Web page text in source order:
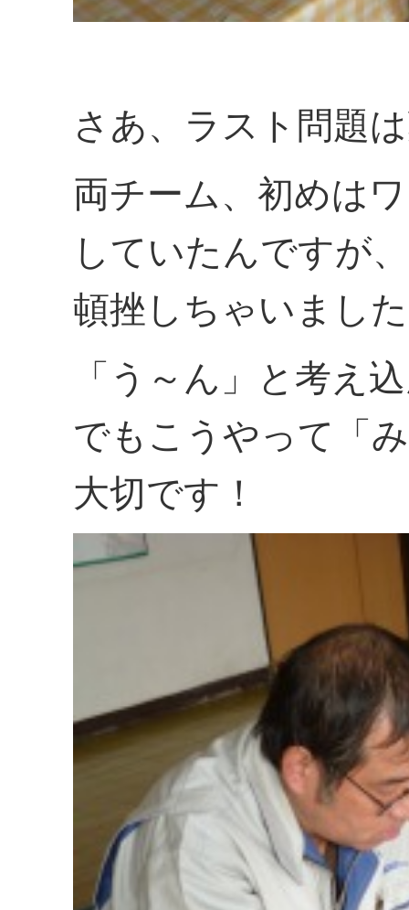
さあ、ラスト問題
両チーム、初めは
していたんですが
頓挫しちゃいまし
「う～ん」と考え
でもこうやって「
大切です！